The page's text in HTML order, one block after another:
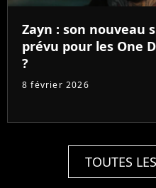
Zayn : son nouveau
prévu pour les One
?
8 février 2026
TOUTES